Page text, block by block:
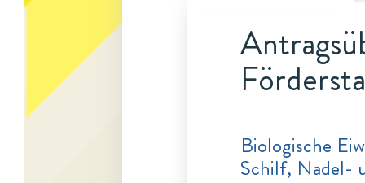
Biologische
Schilf, Nadel-